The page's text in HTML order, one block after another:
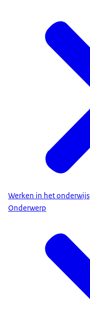
Werken in het onderwijs
Onderwerp